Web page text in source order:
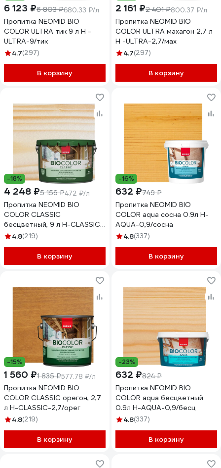
6 123 ₽6 803 ₽680.33 ₽/л
Пропитка NEOMID BIO
COLOR ULTRA тик 9 л Н -
ULTRA-9/тик
4.7(297)
В корзину
2 161 ₽2 401 ₽800.37 ₽/л
Пропитка NEOMID BIO
COLOR ULTRA махагон 2,7 л
Н -ULTRA-2,7/мах
4.7(297)
В корзину
-18%
4 248 ₽5 156 ₽472 ₽/л
Пропитка NEOMID BIO
COLOR CLASSIC
бесцветный, 9 л Н-CLASSIC-
9/бесц
4.8(219)
В корзину
-16%
632 ₽749 ₽
Пропитка NEOMID BIO
COLOR aqua сосна 0.9л Н-
AQUA-0,9/сосна
4.8(337)
В корзину
-15%
1 560 ₽1 835 ₽577.78 ₽/л
Пропитка NEOMID BIO
COLOR CLASSIC орегон, 2,7
л Н-CLASSIC-2,7/орег
4.8(219)
В корзину
-23%
632 ₽824 ₽
Пропитка NEOMID BIO
COLOR aqua бесцветный
0.9л Н-AQUA-0,9/бесц
4.8(337)
В корзину